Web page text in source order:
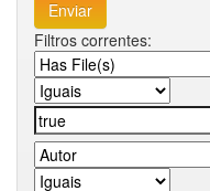
Filtros correntes: